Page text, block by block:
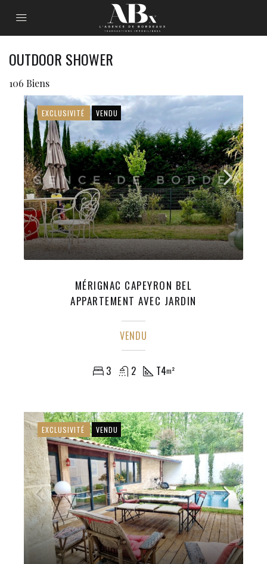
OUTDOOR SHOWER
106 Biens
EXCLUSIVITÉ VENDU
MÉRIGNAC CAPEYRON BEL
APPARTEMENT AVEC JARDIN
VENDU
3 2 T4m²
EXCLUSIVITÉ VENDU